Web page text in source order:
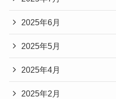
2025年6月
2025年5月
2025年4月
2025年2月